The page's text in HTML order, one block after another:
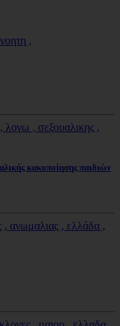
κακοποίησης παιδιών